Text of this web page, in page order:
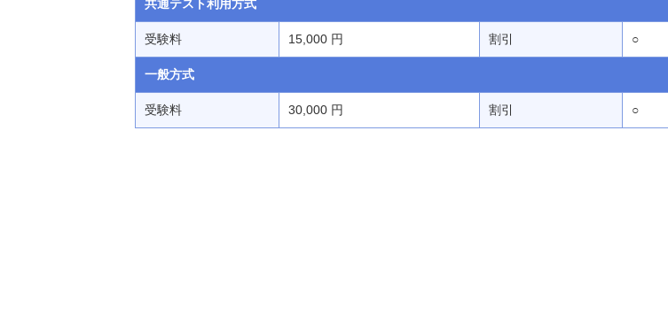
共通テスト利用方式
受験料 15,000 円 割引 ○
一般方式
受験料 30,000 円 割引 ○